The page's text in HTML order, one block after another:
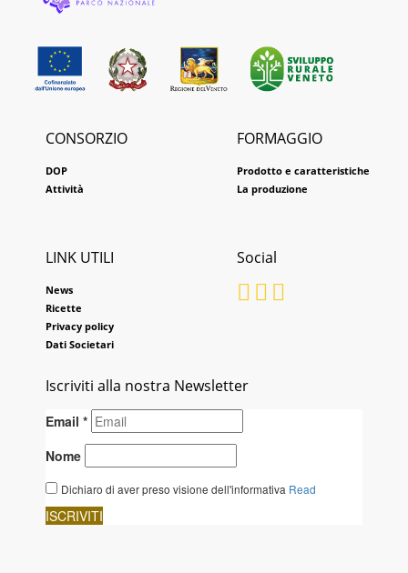
CONSORZIO
DOP
Attività
FORMAGGIO
Prodotto e caratteristiche
La produzione
Social
LINK UTILI
News
Ricette
Privacy policy
Dati Societari
Iscriviti alla nostra Newsletter